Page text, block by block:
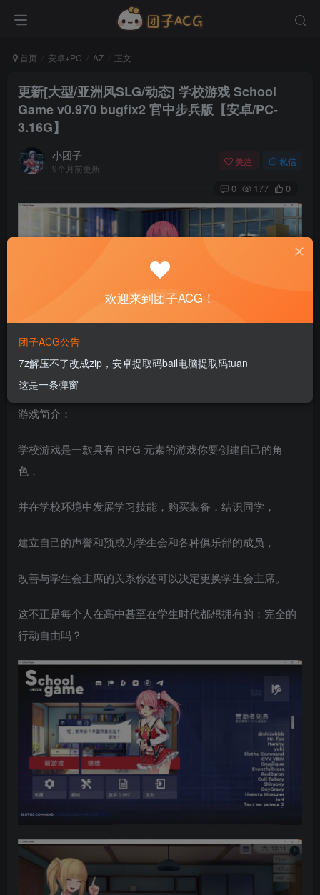
首页 安卓+PC AZ 正文
更新[大型/亚洲风SLG/动态] 学校游戏 School
Game v0.970 bugfix2 官中步兵版【安卓/PC-
3.16G】
小团子
9个月前更新
关注 私信
0 177 0
游戏简介：
学校游戏是一款具有 RPG 元素的游戏你要创建自己的角
色，
并在学校环境中发展学习技能，购买装备，结识同学，
建立自己的声誉和预成为学生会和各种俱乐部的成员，
改善与学生会主席的关系你还可以决定更换学生会主席。
这不正是每个人在高中甚至在学生时代都想拥有的：完全的
行动自由吗？
欢迎来到团子ACG！
团子ACG公告
7z解压不了改成zip，安卓提取码bail电脑提取码tuan
这是一条弹窗